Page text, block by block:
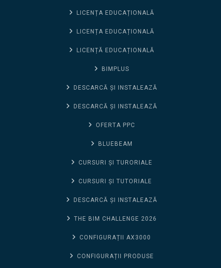
LICENȚA EDUCAȚIONALĂ
LICENȚA EDUCAȚIONALĂ
LICENȚĂ EDUCAȚIONALĂ
BIMPLUS
DESCARCĂ ȘI INSTALEAZĂ
DESCARCĂ ȘI INSTALEAZĂ
OFERTA PPC
BLUEBEAM
CURSURI ȘI TURORIALE
CURSURI ȘI TUTORIALE
DESCARCĂ ȘI INSTALEAZĂ
THE BIM CHALLENGE 2026
CONFIGURAȚII AX3000
CONFIGURAȚII PRODUSE